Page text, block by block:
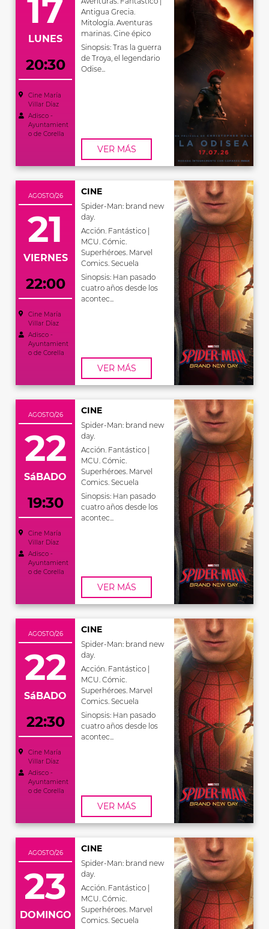
17
LUNES
20:30
Cine María
Villar Díaz
Adisco -
Ayuntamient
o de Corella
Antigua Grecia.
Mitología. Aventuras
marinas. Cine épico
Sinopsis: Tras la guerra
de Troya, el legendario
Odise...
VER MÁS
AGOSTO/26
21
VIERNES
22:00
Cine María
Villar Díaz
Adisco -
Ayuntamient
o de Corella
CINE
Spider-Man: brand new
day.
Acción. Fantástico |
MCU. Cómic.
Superhéroes. Marvel
Comics. Secuela
Sinopsis: Han pasado
cuatro años desde los
acontec...
VER MÁS
AGOSTO/26
22
SáBADO
19:30
Cine María
Villar Díaz
Adisco -
Ayuntamient
o de Corella
CINE
Spider-Man: brand new
day.
Acción. Fantástico |
MCU. Cómic.
Superhéroes. Marvel
Comics. Secuela
Sinopsis: Han pasado
cuatro años desde los
acontec...
VER MÁS
AGOSTO/26
22
SáBADO
22:30
Cine María
Villar Díaz
Adisco -
Ayuntamient
o de Corella
CINE
Spider-Man: brand new
day.
Acción. Fantástico |
MCU. Cómic.
Superhéroes. Marvel
Comics. Secuela
Sinopsis: Han pasado
cuatro años desde los
acontec...
VER MÁS
AGOSTO/26
23
DOMINGO
CINE
Spider-Man: brand new
day.
Acción. Fantástico |
MCU. Cómic.
Superhéroes. Marvel
Comics. Secuela